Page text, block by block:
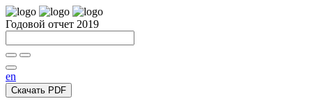
Годовой отчет 2019
en
Скачать PDF